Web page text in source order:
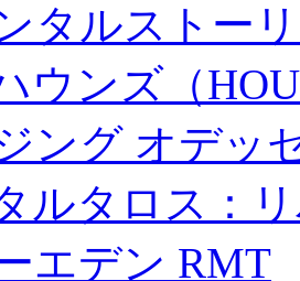
タルストー
ウンズ（
ング オデッ
ルタロス：
エデン RMT